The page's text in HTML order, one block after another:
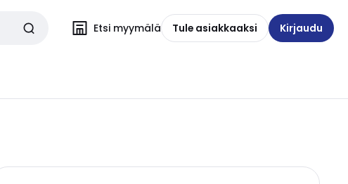
Etsi myymälä Tule asiakkaaksi Kirjaudu